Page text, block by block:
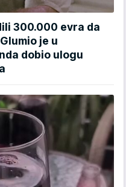
300.000 evra da
je u
dobio ulogu